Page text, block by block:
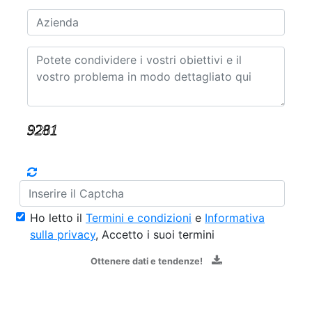
Ho letto il Termini e condizioni e Informativa
sulla privacy, Accetto i suoi termini
Ottenere dati e tendenze!